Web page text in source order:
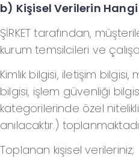
b) Kişisel Verilerin
ŞİRKET tarafından,
kurum temsilcileri ve
Kimlik bilgisi, iletişim
bilgisi, işlem güvenliği
kategorilerinde özel nitelikli
anılacaktır.)
Toplanan kişisel verileriniz;